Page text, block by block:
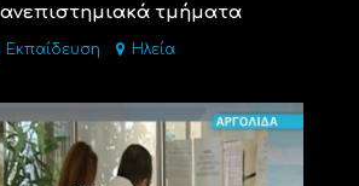
τμήματα
Εκπαίδευση Ηλεία